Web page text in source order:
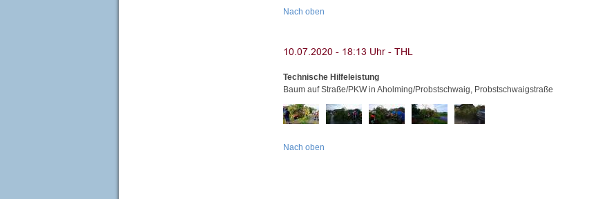
Nach oben
Technische Hilfeleistung
Baum auf Straße/PKW in Aholming/Probstschwaig, Probstschwaigstraße
Nach oben